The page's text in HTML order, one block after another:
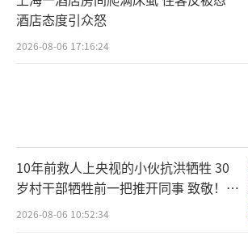
酒店态度引众怒
2026-08-06 17:16:24
10年前救人上央视的小伙抗洪牺牲 30
岁村干部牺牲前一把推开同事 致敬！送
别！
2026-08-06 10:52:34